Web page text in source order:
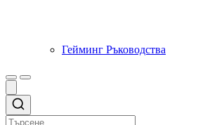
Гейминг Ръководства